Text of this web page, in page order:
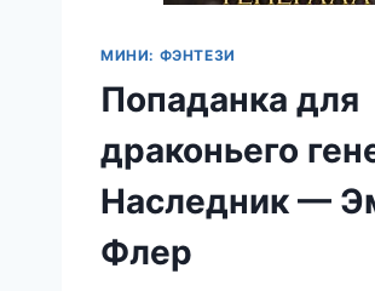
МИНИ: ФЭНТЕЗИ
Попаданка для
драконьего
Наследник —
Флер